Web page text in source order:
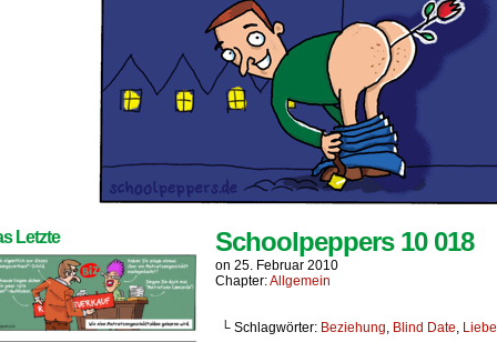
Letzte Schoolpeppers 10 018
on 25. Februar 2010
Chapter:Allgemein
└ Schlagwörter: Beziehung, Blind Date, Liebe